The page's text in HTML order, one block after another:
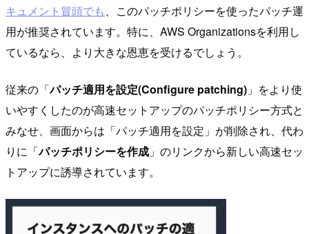
キュメント冒頭でも 、このパッチポリシーを使ったパッチ運
用が推奨されています。特に、AWS Organizationsを利用し
ているなら、より大きな恩恵を受けるでしょう。
従来の「パッチ適用を設定(Configure patching) 」をより使
いやすくしたのが高速セットアップのパッチポリシー方式と
みなせ、画面からは「パッチ適用を設定」が削除され、代わ
りに「パッチポリシーを作成 」のリンクから新しい高速セッ
トアップに誘導されています。